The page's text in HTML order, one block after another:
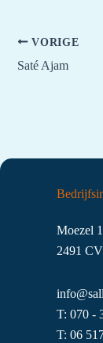
VORIGE
Saté Ajam
Moezel
2491
T: 070 -
T: 06